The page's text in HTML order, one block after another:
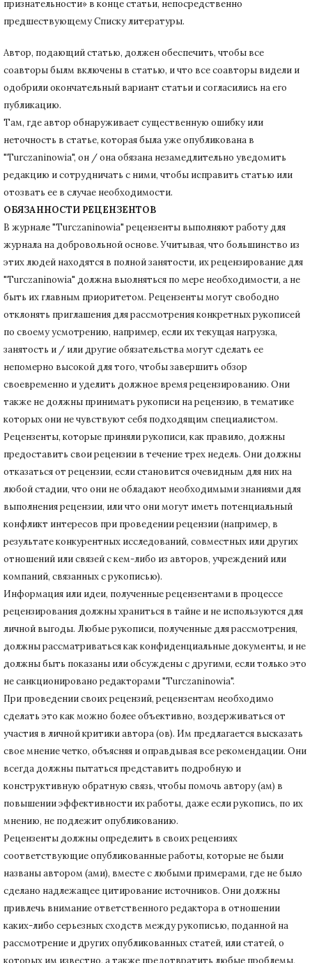
признательности» в конце статьи, непосредственно
предшествующему Списку литературы.
Автор, подающий статью, должен обеспечить, чтобы все
соавторы былм включены в статью, и что все соавторы видели и
одобрили окончательный вариант статьи и согласились на его
публикацию.
Там, где автор обнаруживает существенную ошибку или
неточность в статье, которая была уже опубликована в
"Turczaninowia", он / она обязана незамедлительно уведомить
редакцию и сотрудничать с ними, чтобы исправить статью или
отозвать ее в случае необходимости.
ОБЯЗАННОСТИ РЕЦЕНЗЕНТОВ
В журнале "Turczaninowia" рецензенты выполняют работу для
журнала на добровольной основе.Учитывая, что большинство из
этих людей находятся в полной занятости, их рецензирование для
"Turczaninowia" должна выолняться по мере необходимости, а не
быть их главным приоритетом. Рецензенты могут свободно
отклонять приглашения для рассмотрения конкретных рукописей
по своему усмотрению, например, если их текущая нагрузка,
занятость и / или другие обязательства могут сделать ее
непомерно высокой для того, чтобы завершить обзор
своевременно и уделить должное время рецензированию. Они
также не должны принимать рукописи на рецензию, в тематике
которых они не чувствуют себя подходящим специалистом.
Рецензенты, которые приняли рукописи, как правило, должны
предоставить свои рецензии в течение трех недель. Они должны
отказаться от рецензии, если становится очевидным для них на
любой стадии, что они не обладают необходимыми знаниями для
выполнения рецензии, или что они могут иметь потенциальный
конфликт интересов при проведении рецензии (например, в
результате конкурентных исследований, совместных или других
отношений или связей с кем-либо из авторов, учреждений или
компаний, связанных с рукописью).
Информация или идеи, полученные рецензентами в процессе
рецензирования должны храниться в тайне и не используются для
личной выгоды. Любые рукописи, полученные для рассмотрения,
должны рассматриваться как конфиденциальные документы, и не
должны быть показаны или обсуждены с другими, если только это
не санкционировано редакторами "Turczaninowia".
При проведении своих рецензий, рецензентам необходимо
сделать это как можно более объективно, воздерживаться от
участия в личной критики автора (ов). Им предлагается высказать
свое мнение четко, объясняя и оправдывая все рекомендации. Они
всегда должны пытаться представить подробную и
конструктивную обратную связь, чтобы помочь автору (ам) в
повышении эффективности их работы, даже если рукопись, по их
мнению, не подлежит опубликованию.
Рецензенты должны определить в своих рецензиях
соответствующие опубликованные работы, которые не были
названы автором (ами), вместе с любыми примерами, где не было
сделано надлежащее цитирование источников. Они должны
привлечь внимание ответственного редактора в отношении
каких-либо серьезных сходств между рукописью, поданной на
рассмотрение и других опубликованных статей, или статей, о